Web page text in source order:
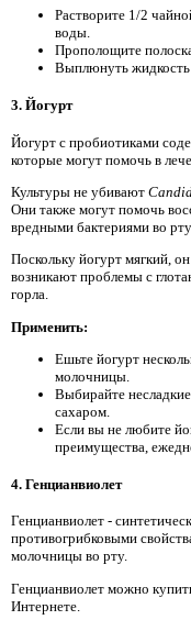
Растворите 1/2
воды.
Прополощите
Выплюнуть жидкость
3. Йогурт
Йогурт с пробиотиками
которые могут помочь в
Культуры не убивают
Они также могут помочь
вредными бактериями во рту.
Поскольку йогурт мягкий,
возникают проблемы с
горла.
Применить:
Ешьте йогурт
молочницы.
Выбирайте несладкие
сахаром.
Если вы не любите
преимущества,
4. Генцианвиолет
Генцианвиолет -
противогрибковыми
молочницы во рту.
Генцианвиолет можно
Интернете.